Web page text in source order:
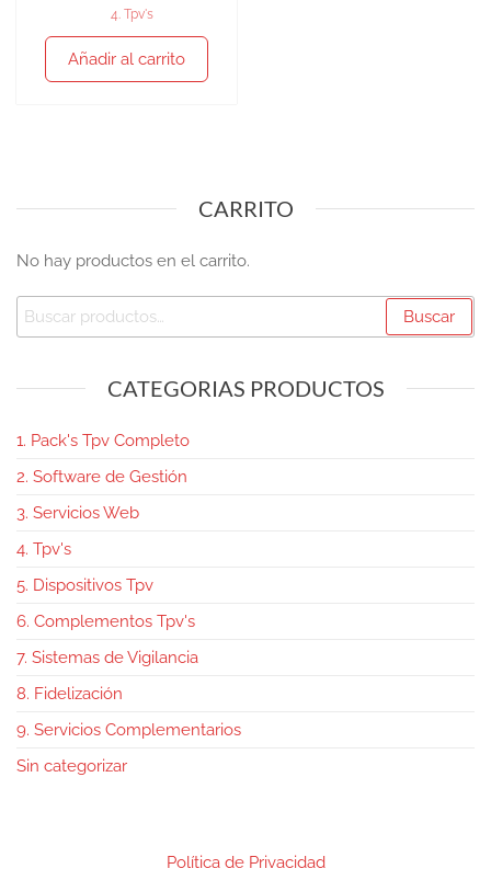
4. Tpv's
Añadir al carrito
CARRITO
No hay productos en el carrito.
Buscar
CATEGORIAS PRODUCTOS
1. Pack's Tpv Completo
2. Software de Gestión
3. Servicios Web
4. Tpv's
5. Dispositivos Tpv
6. Complementos Tpv's
7. Sistemas de Vigilancia
8. Fidelización
9. Servicios Complementarios
Sin categorizar
Política de Privacidad